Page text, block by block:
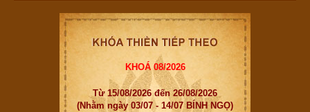
KHOÁ 08/2026
Từ 15/08/2026 đến 26/08/2026
(Nhằm ngày 03/07 - 14/07 BÍNH NGỌ)